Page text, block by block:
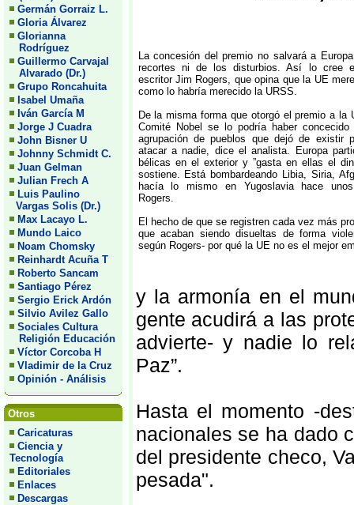
Germán Gorraiz L.
Gloria Álvarez
Glorianna
Rodríguez
Guillermo Carvajal
Alvarado (Dr.)
Grupo Roncahuita
Isabel Umaña
Iván García M
Jorge J Cuadra
John Bisner U
Johnny Schmidt C.
Juan Gelman
Julian Frech A
Luis Paulino
Vargas Solis (Dr.)
Max Lacayo L.
Mundo Laico
Noam Chomsky
Reinhardt Acuña T
Roberto Sancam
Santiago Pérez
Sergio Erick Ardón
Silvio Avilez Gallo
Sociales Cultura
Religión Educación
Víctor Corcoba H
Vladimir de la Cruz
Opinión - Análisis
Otros
Caricaturas
Ciencia y
Tecnología
Editoriales
Enlaces
Descargas
La concesión del premio no salvará a
recortes ni de los disturbios. Así lo cree
escritor Jim Rogers, que opina que la UE
como lo habría merecido la URSS.
De la misma forma que otorgó el premio a la
Comité Nobel se lo podría haber
agrupación de pueblos que dejó de existir
atacar a nadie, dice el analista. Europa
bélicas en el exterior y ”gasta en ellas el
sostiene. Está bombardeando Libia, Siria,
hacía lo mismo en Yugoslavia hace
Rogers.
El hecho de que se registren cada vez más
que acaban siendo disueltas de forma
según Rogers- por qué la UE no es el mejor
y la armonía en el
gente acudirá a las
advierte- y nadie lo
Paz”.
Hasta el momento -
nacionales se ha dado
del presidente checo,
pesada".